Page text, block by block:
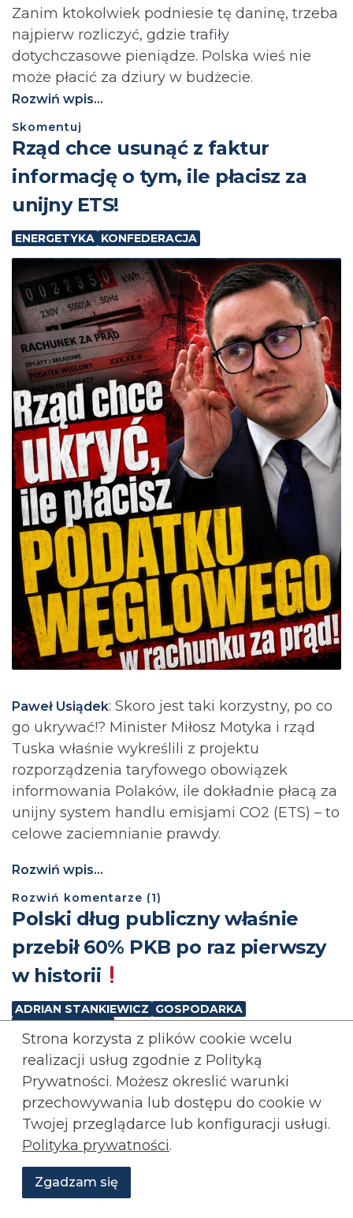
Zanim ktokolwiek podniesie tę daninę, trzeba
najpierw rozliczyć, gdzie trafiły
dotychczasowe pieniądze. Polska wieś nie
może płacić za dziury w budżecie.⁩
Rozwiń wpis...
Skomentuj
Rząd chce usunąć z faktur
informację o tym, ile płacisz za
unijny ETS!
ENERGETYKA KONFEDERACJA
Paweł Usiądek: Skoro jest taki korzystny, po co
go ukrywać!? Minister Miłosz Motyka i rząd
Tuska właśnie wykreślili z projektu
rozporządzenia taryfowego obowiązek
informowania Polaków, ile dokładnie płacą za
unijny system handlu emisjami CO2 (ETS) – to
celowe zaciemnianie prawdy.
Rozwiń wpis...
Rozwiń komentarze (1)
Polski dług publiczny właśnie
przebił 60% PKB po raz pierwszy
w historii
ADRIAN STANKIEWICZ GOSPODARKA
KONFEDERACJA
Strona korzysta z plików cookie wcelu
realizacji usług zgodnie z Polityką
Prywatności. Możesz okreslić warunki
przechowywania lub dostępu do cookie w
Twojej przeglądarce lub konfiguracji usługi.
Polityka prywatności.
Zgadzam się